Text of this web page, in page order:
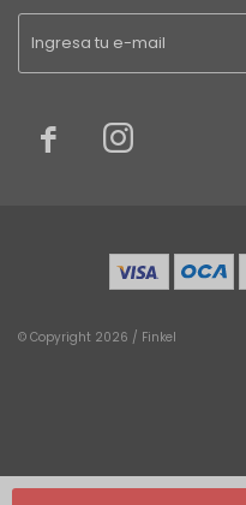
 
© Copyright 2026 / Finkel